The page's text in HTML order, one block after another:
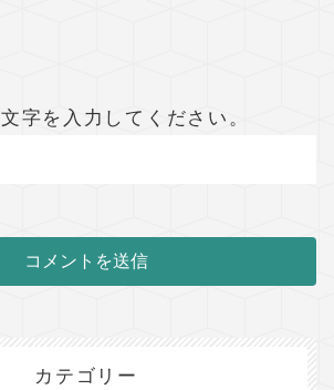
字を入力してください。
カテゴリー